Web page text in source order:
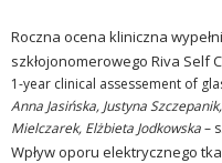
Roczna ocena kliniczna
szkłojonomerowego Riva Self
1-year clinical assessement of
Anna Jasińska, Justyna
Mielczarek, Elżbieta Jodkowska–
Wpływ oporu elektrycznego